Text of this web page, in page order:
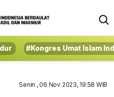
#Kongres Umat Islam
Senin , 06 Nov 2023, 19:58 WIB